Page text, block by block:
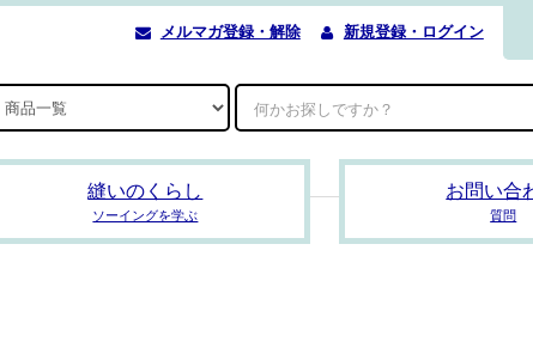
メルマガ登録・解除 新規登録・ログイン
縫いのくらし
ソーイングを学ぶ
お問い合
質問